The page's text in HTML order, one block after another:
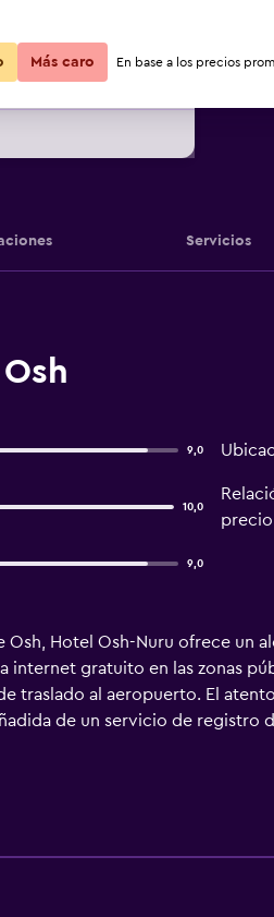
Servicios
9,0
10,0
precio
9,0
Hotel Osh-Nuru ofrece un
internet gratuito en las zonas
traslado al aeropuerto. El
de un servicio de registro
de habitaciones
la propiedad, que es una
Más caro En base a los precios